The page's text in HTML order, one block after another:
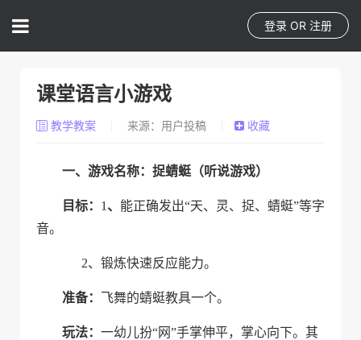
登录 OR 注册
课堂语言小游戏
教学教案 来源：用户投稿 收藏
一、游戏名称： 捉蜻蜓（听说游戏）
目标： 1 、 能正确发出“天、灵、捉、蜻蜓”等字
音。
2、锻炼快速反应能力。
准备： 飞舞的蜻蜓教具一个。
玩法： 一幼儿扮“网”手掌伸平，掌心向下。其